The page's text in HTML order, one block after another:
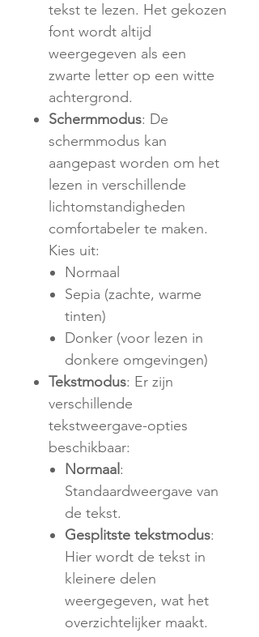
tekst te lezen. Het gekozen
font wordt altijd
weergegeven als een
zwarte letter op een witte
achtergrond.
Schermmodus: De
schermmodus kan
aangepast worden om het
lezen in verschillende
lichtomstandigheden
comfortabeler te maken.
Kies uit:
Normaal
Sepia (zachte, warme
tinten)
Donker (voor lezen in
donkere omgevingen)
Tekstmodus: Er zijn
verschillende
tekstweergave-opties
beschikbaar:
Normaal :
Standaardweergave van
de tekst.
Gesplitste tekstmodus:
Hier wordt de tekst in
kleinere delen
weergegeven, wat het
overzichtelijker maakt.